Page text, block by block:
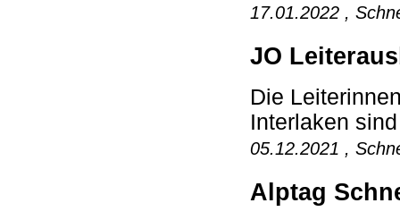
17.01.2022 ,
JO
Die
Interlaken
05.12.2021 ,
Alptag